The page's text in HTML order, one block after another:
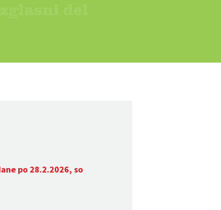
po 28.2.2026, so